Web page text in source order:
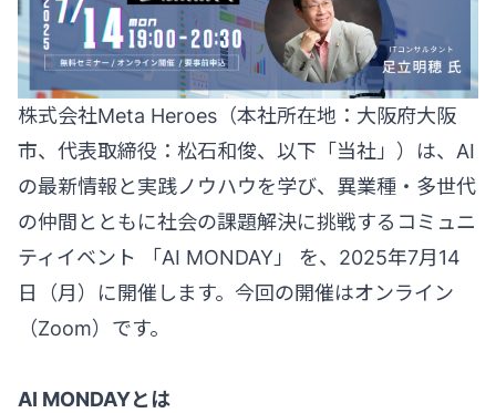
株式会社Meta Heroes（本社所在地：大阪府大阪
市、代表取締役：松石和俊、以下「当社」）は、AI
の最新情報と実践ノウハウを学び、異業種・多世代
の仲間とともに社会の課題解決に挑戦するコミュニ
ティイベント 「AI MONDAY」 を、2025年7月14
日（月）に開催します。今回の開催はオンライン
（Zoom）です。
AI MONDAYとは